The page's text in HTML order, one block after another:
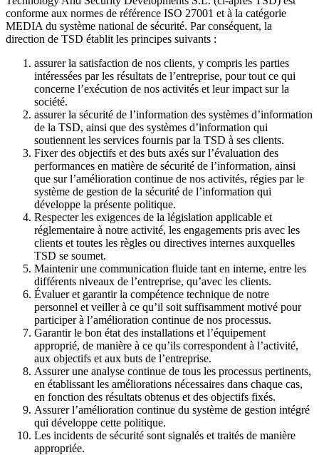
conforme aux normes de référence ISO 27001 et à la catégorie
MEDIA du système national de sécurité. Par conséquent, la
direction de TSD établit les principes suivants :
assurer la satisfaction de nos clients, y compris les parties
intéressées par les résultats de l’entreprise, pour tout ce qui
concerne l’exécution de nos activités et leur impact sur la
société.
assurer la sécurité de l’information des systèmes d’information
de la TSD, ainsi que des systèmes d’information qui
soutiennent les services fournis par la TSD à ses clients.
Fixer des objectifs et des buts axés sur l’évaluation des
performances en matière de sécurité de l’information, ainsi
que sur l’amélioration continue de nos activités, régies par le
système de gestion de la sécurité de l’information qui
développe la présente politique.
Respecter les exigences de la législation applicable et
réglementaire à notre activité, les engagements pris avec les
clients et toutes les règles ou directives internes auxquelles
TSD se soumet.
Maintenir une communication fluide tant en interne, entre les
différents niveaux de l’entreprise, qu’avec les clients.
Évaluer et garantir la compétence technique de notre
personnel et veiller à ce qu’il soit suffisamment motivé pour
participer à l’amélioration continue de nos processus.
Garantir le bon état des installations et l’équipement
approprié, de manière à ce qu’ils correspondent à l’activité,
aux objectifs et aux buts de l’entreprise.
Assurer une analyse continue de tous les processus pertinents,
en établissant les améliorations nécessaires dans chaque cas,
en fonction des résultats obtenus et des objectifs fixés.
Assurer l’amélioration continue du système de gestion intégré
qui développe cette politique.
Les incidents de sécurité sont signalés et traités de manière
appropriée.